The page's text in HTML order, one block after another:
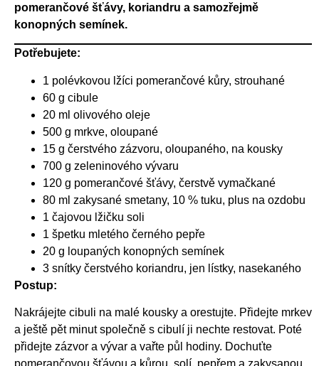
pomerančové šťávy, koriandru a samozřejmě
konopných semínek.
Potřebujete:
1 polévkovou lžíci pomerančové kůry, strouhané
60 g cibule
20 ml olivového oleje
500 g mrkve, oloupané
15 g čerstvého zázvoru, oloupaného, na kousky
700 g zeleninového vývaru
120 g pomerančové šťávy, čerstvě vymačkané
80 ml zakysané smetany, 10 % tuku, plus na ozdobu
1 čajovou lžičku soli
1 špetku mletého černého pepře
20 g loupaných konopných semínek
3 snítky čerstvého koriandru, jen lístky, nasekaného
Postup:
Nakrájejte cibuli na malé kousky a orestujte. Přidejte mrkev
a ještě pět minut společně s cibulí ji nechte restovat. Poté
přidejte zázvor a vývar a vařte půl hodiny. Dochuťte
pomerančovou šťávou a kůrou, solí, pepřem a zakysanou